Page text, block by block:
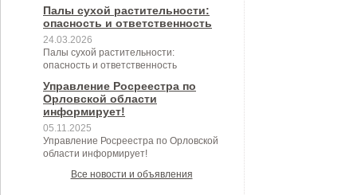
Палы сухой растительности:
опасность и ответственность
24.03.2026
Палы сухой растительности:
опасность и ответственность
Управление Росреестра по
Орловской области
информирует!
05.11.2025
Управление Росреестра по Орловской
области информирует!
Все новости и объявления